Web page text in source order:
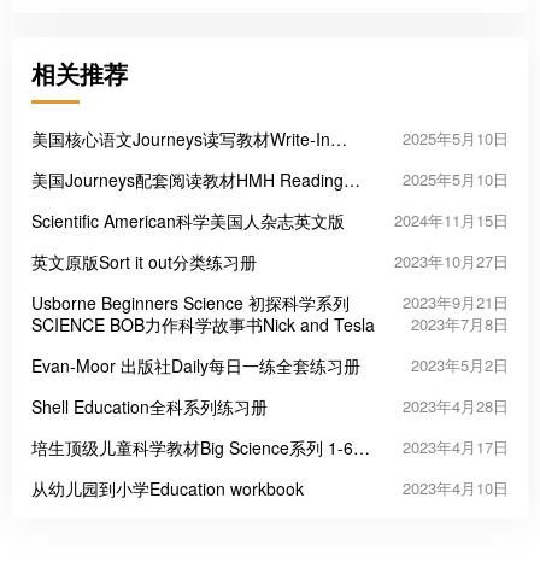
相关推荐
美国核心语文Journeys读写教材Write-In
2025年5月10日
美国Journeys配套阅读教材HMH Reading
2025年5月10日
Scientific American科学美国人杂志英文版 2024年11月15日
英文原版Sort it out分类练习册 2023年10月27日
Usborne Beginners Science 初探科学系列 2023年9月21日
SCIENCE BOB力作科学故事书Nick and Tesla 2023年7月8日
Evan-Moor 出版社Daily每日一练全套练习册 2023年5月2日
Shell Education全科系列练习册 2023年4月28日
培生顶级儿童科学教材Big Science系列 1-6级
2023年4月17日
从幼儿园到小学Education workbook 2023年4月10日